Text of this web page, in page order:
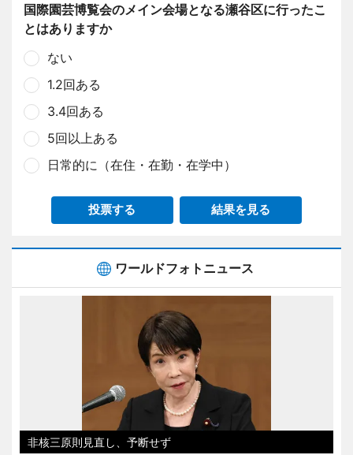
国際園芸博覧会のメイン会場となる瀬谷区に行ったこ
とはありますか
ない
1.2回ある
3.4回ある
5回以上ある
日常的に（在住・在勤・在学中）
投票する 結果を見る
ワールドフォトニュース
非核三原則見直し、予断せず